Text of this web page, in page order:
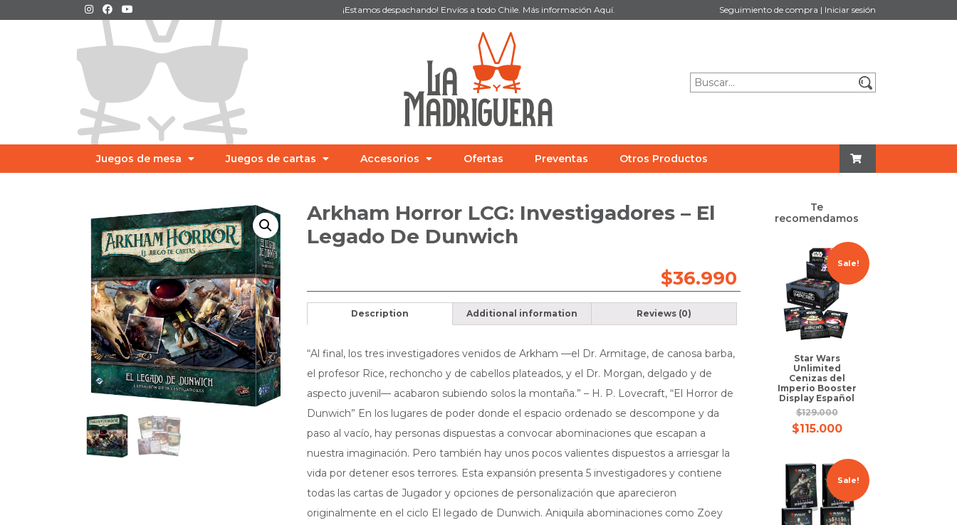
¡Estamos despachando! Envíos a todo Chile. Más información Aquí. Seguimiento de compra | Iniciar sesión
Juegos de mesa Juegos de cartas Accesorios Ofertas Preventas Otros Productos
Arkham Horror LCG: Investigadores – El
Legado De Dunwich
$36.990
Description Additional information Reviews (0)
“Al final, los tres investigadores venidos de Arkham —el Dr. Armitage, de canosa barba,
el profesor Rice, rechoncho y de cabellos plateados, y el Dr. Morgan, delgado y de
aspecto juvenil— acabaron subiendo solos la montaña.” – H. P. Lovecraft, “El Horror de
Dunwich” En los lugares de poder donde el espacio ordenado se descompone y da
paso al vacío, hay personas dispuestas a convocar abominaciones que escapan a
nuestra imaginación. Pero también hay unos pocos valientes dispuestos a arriesgar la
vida por detener esos terrores. Esta expansión presenta 5 investigadores y contiene
todas las cartas de Jugador y opciones de personalización que aparecieron
originalmente en el ciclo El legado de Dunwich. Aniquila abominaciones como Zoey
Te
recomendamos
Sale!
Star Wars
Unlimited
Cenizas del
Imperio Booster
Display Español
$129.000
$115.000
Sale!